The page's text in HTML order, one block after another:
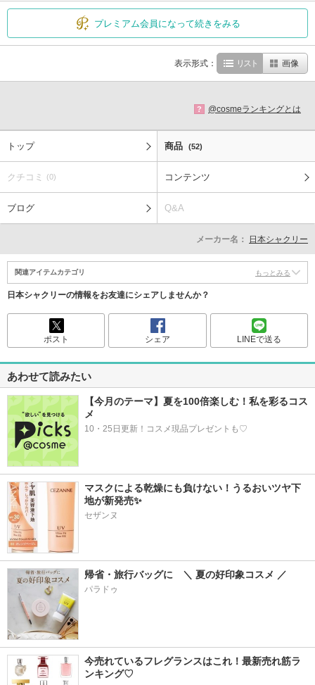
プレミアム会員になって続きをみる
表示形式： リスト 画像
? @cosmeランキングとは
トップ 商品 (52)
クチコミ (0) コンテンツ
ブログ Q&A
メーカー名： 日本シャクリー
関連アイテムカテゴリ もっとみる
日本シャクリーの情報をお友達にシェアしませんか？
ポスト シェア LINEで送る
あわせて読みたい
【今月のテーマ】夏を100倍楽しむ！私を彩るコス
メ
10・25日更新！コスメ現品プレゼントも♡
マスクによる乾燥にも負けない！うるおいツヤ下
地が新発売✨
セザンヌ
帰省・旅行バッグに　＼ 夏の好印象コスメ ／
パラドゥ
今売れているフレグランスはこれ！最新売れ筋ラ
ンキング♡